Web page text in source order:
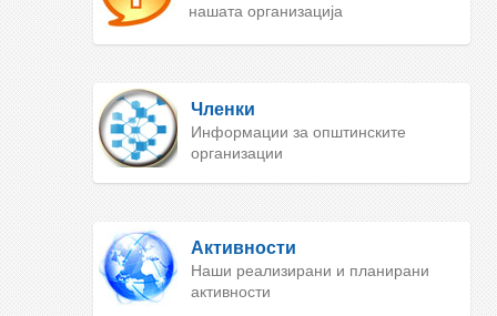
нашата организација
Членки
Информации за општинските
организации
Активности
Наши реализирани и планирани
активности